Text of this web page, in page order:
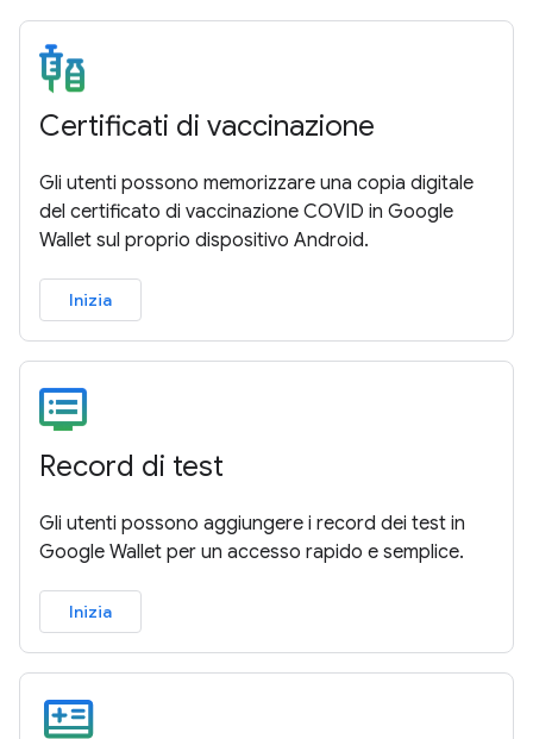
Certificati di vaccinazione
Gli utenti possono memorizzare una copia digitale
del certificato di vaccinazione COVID in Google
Wallet sul proprio dispositivo Android.
Inizia
Record di test
Gli utenti possono aggiungere i record dei test in
Google Wallet per un accesso rapido e semplice.
Inizia